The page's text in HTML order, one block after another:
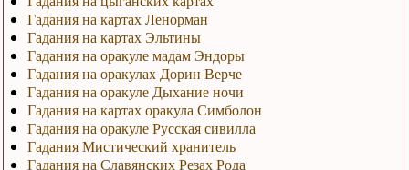
Гадания на картах Ленорман
Гадания на картах Эльтины
Гадания на оракуле мадам Эндоры
Гадания на оракулах Дорин Верче
Гадания на оракуле Дыхание ночи
Гадания на картах оракула Симболон
Гадания на оракуле Русская сивилла
Гадания Мистический хранитель
Гадания на Славянских Резах Рода